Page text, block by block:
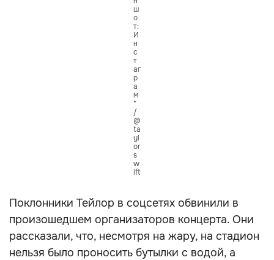
ш
о
т:
И
н
с
т
аг
р
а
м
*
/
@
ta
yl
or
s
w
ift
Поклонники Тейлор в соцсетях обвинили в
произошедшем организаторов концерта. Они
рассказали, что, несмотря на жару, на стадион
нельзя было проносить бутылки с водой, а